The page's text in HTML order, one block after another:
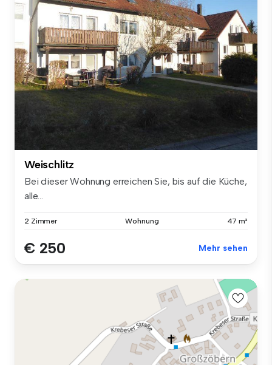
Weischlitz
Bei dieser Wohnung erreichen Sie, bis auf die Küche,
alle...
2 Zimmer Wohnung 47 m²
€ 250 Mehr sehen